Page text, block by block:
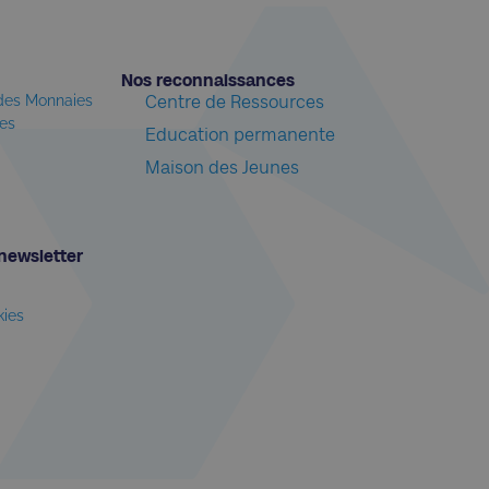
Monnaies
Nos reconnaissances​
Centre de Ressources
Education permanente
Maison des Jeunes